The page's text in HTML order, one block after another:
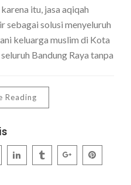
itu, jasa aqiqah
sebagai solusi menyeluruh
keluarga muslim di Kota
Bandung Raya tanpa
Reading